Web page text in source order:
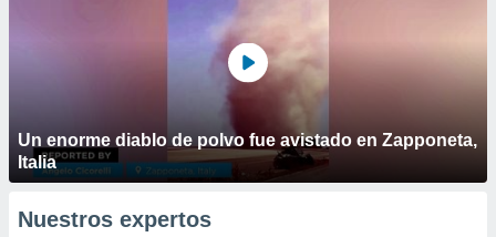
Un enorme diablo de polvo fue avistado en Zapponeta,
Italia
Nuestros expertos